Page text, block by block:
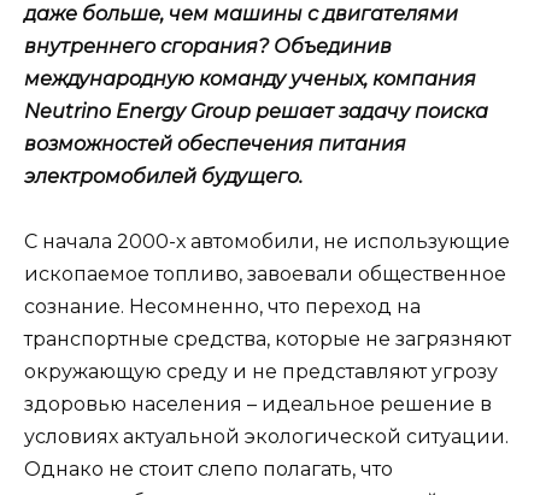
даже больше, чем машины с двигателями
внутреннего сгорания? Объединив
международную команду ученых, компания
Neutrino Energy Group решает задачу поиска
возможностей обеспечения питания
электромобилей будущего.
С начала 2000-х автомобили, не использующие
ископаемое топливо, завоевали общественное
сознание. Несомненно, что переход на
транспортные средства, которые не загрязняют
окружающую среду и не представляют угрозу
здоровью населения – идеальное решение в
условиях актуальной экологической ситуации.
Однако не стоит слепо полагать, что